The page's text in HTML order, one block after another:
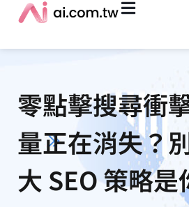
零點擊搜尋衝
量正在消失？
大 SEO 策略